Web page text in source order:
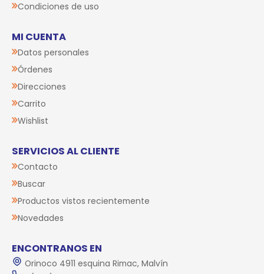
Condiciones de uso
MI CUENTA
Datos personales
Órdenes
Direcciones
Carrito
Wishlist
SERVICIOS AL CLIENTE
Contacto
Buscar
Productos vistos recientemente
Novedades
ENCONTRANOS EN
Orinoco 4911 esquina Rimac, Malvín